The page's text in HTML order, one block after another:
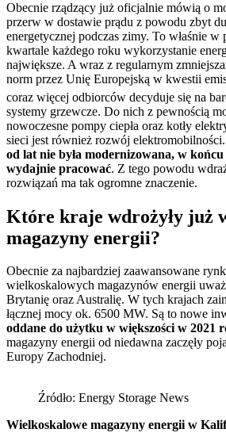
Obecnie rządzący już oficjalnie mówią o
przerw w dostawie prądu z powodu zbyt
energetycznej podczas zimy. To właśnie
kwartale każdego roku wykorzystanie
największe. A wraz z regularnym
norm przez Unię Europejską w kwestii
coraz więcej odbiorców decyduje się na
systemy grzewcze. Do nich z pewnością
nowoczesne pompy ciepła oraz kotły
sieci jest również rozwój elektromobilności.
od lat nie była modernizowana, w końcu
wydajnie pracować. Z tego powodu
rozwiązań ma tak ogromne znaczenie.
Które kraje wdrożyły już
magazyny energii?
Obecnie za najbardziej zaawansowane
wielkoskalowych magazynów energii
Brytanię oraz Australię. W tych krajach
łącznej mocy ok. 6500 MW. Są to nowe
oddane do użytku w większości w 2021
magazyny energii od niedawna zaczęły
Europy Zachodniej.
Źródło: Energy Storage News
Wielkoskalowe magazyny energii w